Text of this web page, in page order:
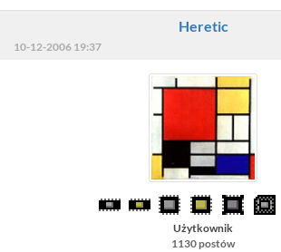
Heretic
10-12-2006 19:37
Użytkownik
1130 postów